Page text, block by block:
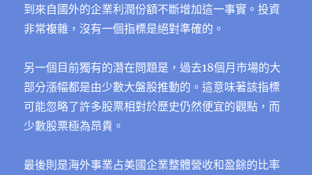
到來自國外的企業利潤份額不斷增加這一事實。投資
非常複雜，沒有一個指標是絕對準確的。
另一個目前獨有的潛在問題是，過去18個月市場的大
部分漲幅都是由少數大盤股推動的。這意味著該指標
可能忽略了許多股票相對於歷史仍然便宜的觀點，而
少數股票極為昂貴。
最後則是海外事業占美國企業整體營收和盈餘的比率